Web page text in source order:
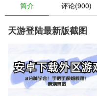
简介 评论(900)
天游登陆最新版截图